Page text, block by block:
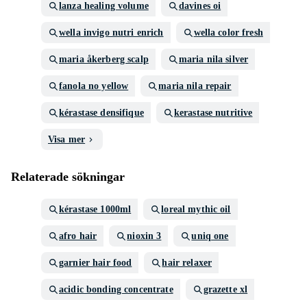
lanza healing volume davines oi
wella invigo nutri enrich wella color fresh
maria åkerberg scalp maria nila silver
fanola no yellow maria nila repair
kérastase densifique kerastase nutritive
Visa mer
Relaterade sökningar
kérastase 1000ml loreal mythic oil
afro hair nioxin 3 uniq one
garnier hair food hair relaxer
acidic bonding concentrate grazette xl